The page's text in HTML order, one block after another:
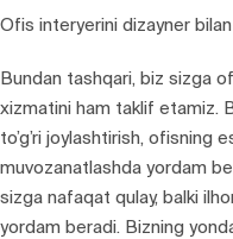
Ofis interyerini dizayner
Bundan tashqari, biz sizga
xizmatini ham taklif etamiz.
to’g’ri joylashtirish, ofisning
muvozanatlashda yordam
sizga nafaqat qulay, balki
yordam beradi. Bizning